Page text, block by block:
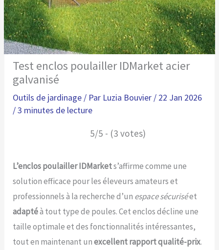
Test enclos poulailler IDMarket acier
galvanisé
Outils de jardinage / Par Luzia Bouvier / 22 Jan 2026
/3 minutes de lecture
5/5 - (3 votes)
L’enclos poulailler IDMarkets’affirme comme une
solution efficace pour les éleveurs amateurs et
professionnels à la recherche d’un espace sécuriséet
adaptéà tout type de poules. Cet enclos décline une
taille optimale et des fonctionnalités intéressantes,
tout en maintenant unexcellent rapport qualité-prix.